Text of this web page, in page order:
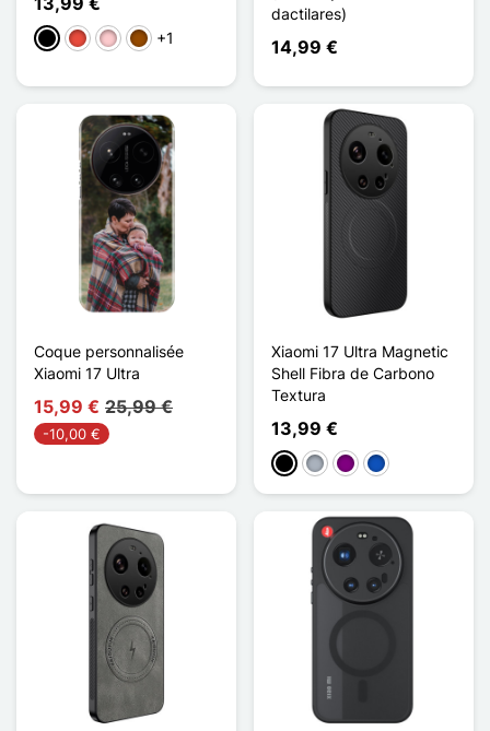
NegroRojoRosaMarrón
+1
dactilares)
14,99 €
Coque personnalisée
Xiaomi 17 Ultra
15,99 € 25,99 €
-10,00 €
Xiaomi 17 Ultra Magnetic
Shell Fibra de Carbono
Textura
13,99 €
NegroGris Púrpura
Saphir